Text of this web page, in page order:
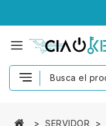
SERVIDOR